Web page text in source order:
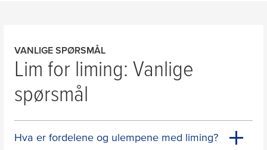
VANLIGE SPØRSMÅL
Lim for liming: Vanlige
spørsmål
Hva er fordelene og ulempene med liming?